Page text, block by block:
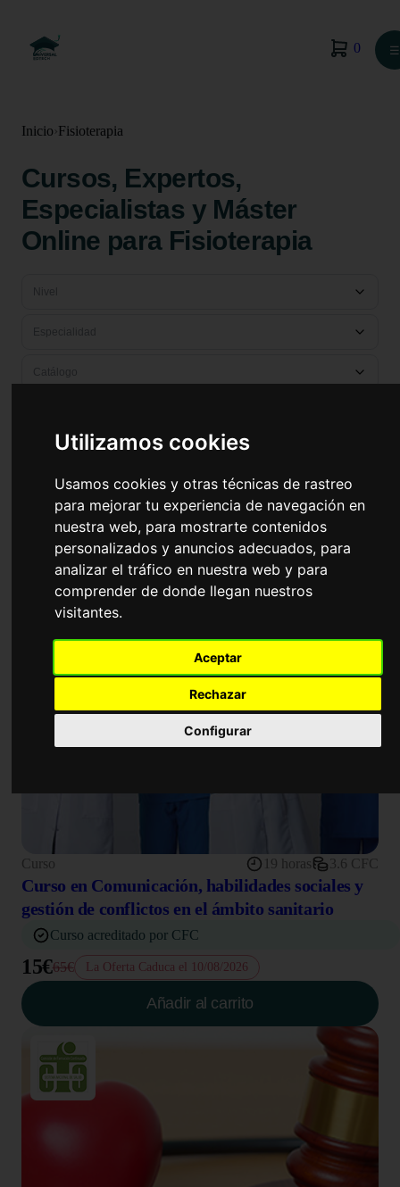
Utilizamos cookies
Usamos cookies y otras técnicas de rastreo
para mejorar tu experiencia de navegación en
nuestra web, para mostrarte contenidos
personalizados y anuncios adecuados, para
analizar el tráfico en nuestra web y para
comprender de donde llegan nuestros
visitantes.
Aceptar
Rechazar
Configurar
0 ☰
Inicio ›Fisioterapia
Cursos, Expertos,
Especialistas y Máster
Online para Fisioterapia
Especialidad
Catálogo
Fisioterapeutas: Puntuables en bolsas
de salud y OPEs
Curso 19 horas 3.6 CFC
Curso en Comunicación, habilidades sociales y
gestión de conflictos en el ámbito sanitario
Curso acreditado por CFC
15€65€ La Oferta Caduca el 10/08/2026
Añadir al carrito